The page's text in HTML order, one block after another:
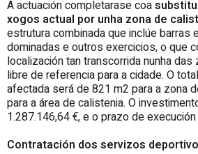
A actuación completarase coa
xogos actual por unha zona de
estrutura combinada que inclúe barras
dominadas e outros exercicios, o que
localización tan transcorrida nunha
libre de referencia para a cidade. O
afectada será de 821 m2 para a zona
para a área de calistenia. O
1.287.146,64 €, e o prazo de
Contratación dos servizos